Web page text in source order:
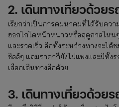
2. เดินทางเที่ยวด้วย
เรียกว่าเป็นการคมนาคมที่ได้รับคว
ฮอกไกโดหน้าหนาวหรือฤดูกาลไหน
และรวดเร็ว อีกทั้งระหว่างทางจะได้
ชิลล์ๆ แถมราคาก็ยังไม่แพงและมีทั้ง
เลือกเดินทางอีกด้วย
3. เดินทางเที่ยวด้วย